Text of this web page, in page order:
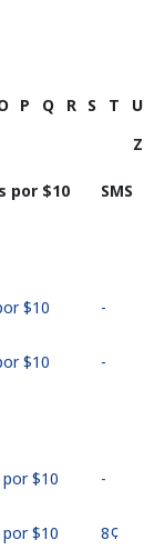
P Q R S T
U
Z
por ⁦$10⁩ SMS
⁦$10⁩ -
⁦$10⁩ -
⁦$10⁩ -
⁦$10⁩ ⁦8¢⁩